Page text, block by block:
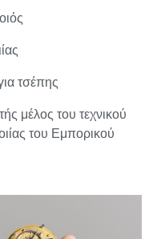
ήταν γραφτό να μάθει
ωρολογοποιός.
δάσκαλος
χρόνια. Ένας
Mauro Atienza
Με μεγάλη χαρά
τσέπης, ασχολείται
δημοπρασίες Rolex.
τσέπης
μέλος του τεχνικού
του Εμπορικού